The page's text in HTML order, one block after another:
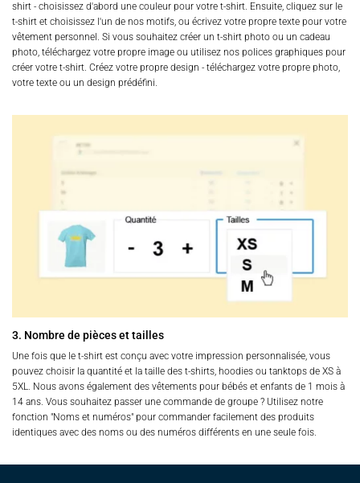
shirt - choisissez d'abord une couleur pour votre t-shirt. Ensuite, cliquez sur le
t-shirt et choisissez l'un de nos motifs, ou écrivez votre propre texte pour votre
vêtement personnel. Si vous souhaitez créer un t-shirt photo ou un cadeau
photo, téléchargez votre propre image ou utilisez nos polices graphiques pour
créer votre t-shirt. Créez votre propre design - téléchargez votre propre photo,
votre texte ou un design prédéfini.
3. Nombre de pièces et tailles
Une fois que le t-shirt est conçu avec votre impression personnalisée, vous
pouvez choisir la quantité et la taille des t-shirts, hoodies ou tanktops de XS à
5XL. Nous avons également des vêtements pour bébés et enfants de 1 mois à
14 ans. Vous souhaitez passer une commande de groupe ? Utilisez notre
fonction "Noms et numéros" pour commander facilement des produits
identiques avec des noms ou des numéros différents en une seule fois.